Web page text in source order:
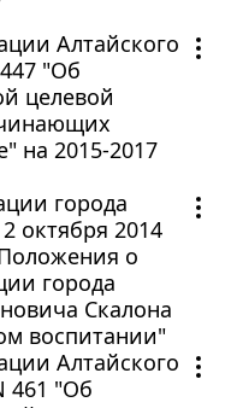
Алтайского
"Об
целевой
на 2015-2017
города
октября 2014
о
города
Скалона
воспитании"
Алтайского
461 "Об